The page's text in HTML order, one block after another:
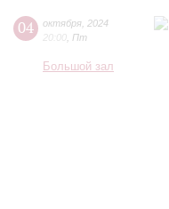
04 октября 2024
20:00 Пт
Большой зал